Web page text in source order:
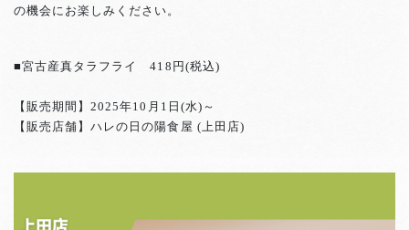
の機会にお楽しみください。
■宮古産真タラフライ 418円(税込)
【販売期間】2025年10月1日(水)～
【販売店舗】ハレの日の陽食屋 (上田店)